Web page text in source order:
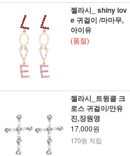
젤라시_ shiny lov
e 귀걸이 /마마무,
아이유
(품절)
젤라시_트윙클 크
로스 귀걸이/안유
진,장원영
17,000원
170원 적립